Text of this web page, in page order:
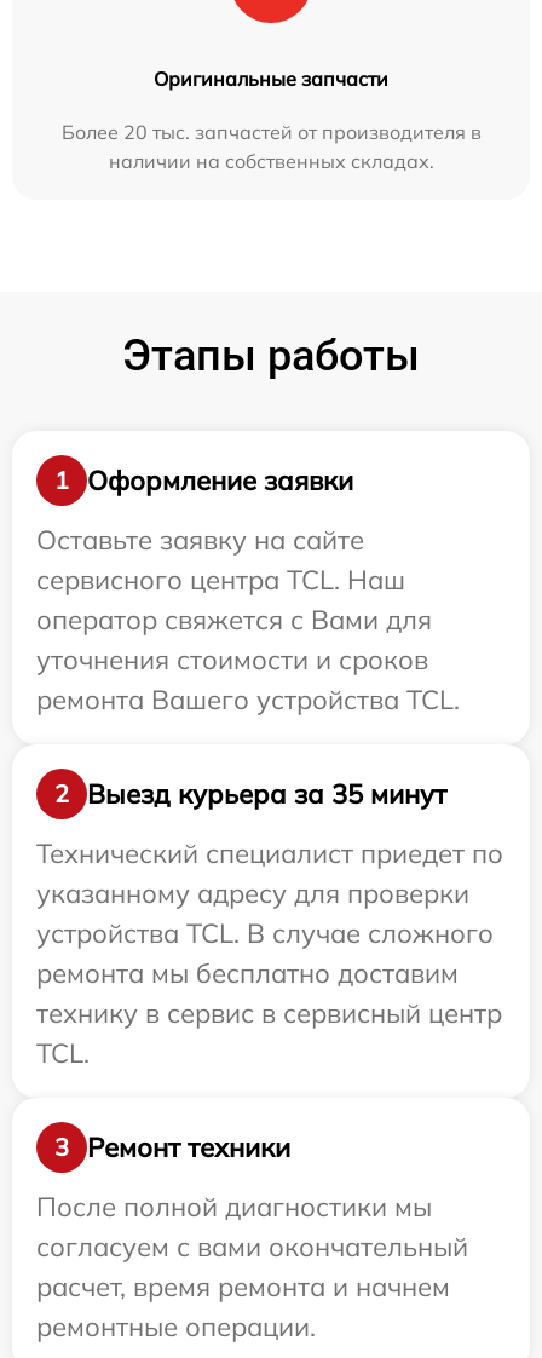
Оригинальные запчасти
Более 20 тыс. запчастей от производителя в
наличии на собственных складах.
Этапы работы
1
Оформление заявки
Оставьте заявку на сайте
сервисного центра TCL. Наш
оператор свяжется с Вами для
уточнения стоимости и сроков
ремонта Вашего устройства TCL.
2
Выезд курьера за 35 минут
Технический специалист приедет по
указанному адресу для проверки
устройства TCL. В случае сложного
ремонта мы бесплатно доставим
технику в сервис в сервисный центр
TCL.
3
Ремонт техники
После полной диагностики мы
согласуем с вами окончательный
расчет, время ремонта и начнем
ремонтные операции.